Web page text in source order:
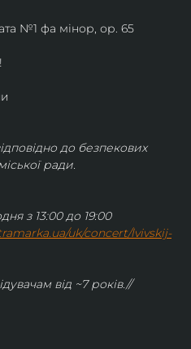
№1 фа мінор, ор. 65
до безпекових
ради.
з 13:00 до 19:00
uk/concert/lvivskij-
від ~7 років.//